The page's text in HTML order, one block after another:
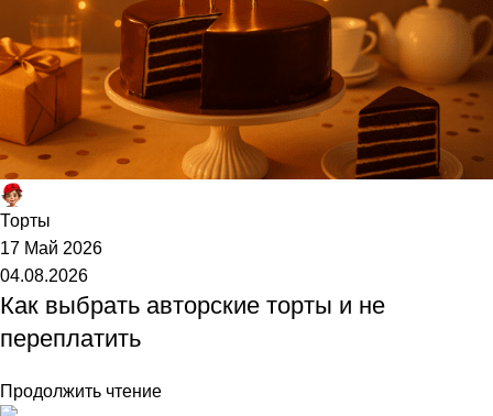
Торты
17 Май 2026
04.08.2026
Как выбрать авторские торты и не
переплатить
Продолжить чтение